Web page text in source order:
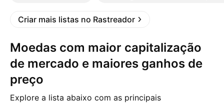
Criar mais listas no Rastreador
Moedas com maior capitalização
de mercado e maiores ganhos de
preço
Explore a lista abaixo com as principais